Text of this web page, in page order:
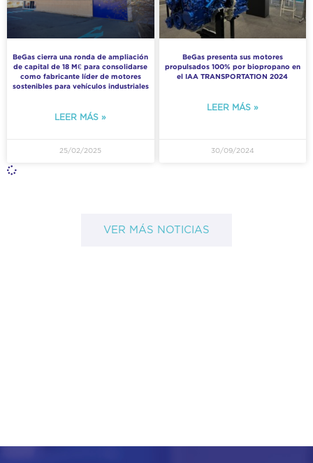
BeGas cierra una ronda de ampliación
de capital de 18 M€ para consolidarse
como fabricante líder de motores
sostenibles para vehículos industriales
LEER MÁS »
25/02/2025
BeGas presenta sus motores
propulsados 100% por biopropano en
el IAA TRANSPORTATION 2024
LEER MÁS »
30/09/2024
VER MÁS NOTICIAS